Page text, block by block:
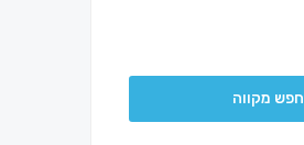
חפש מקווה